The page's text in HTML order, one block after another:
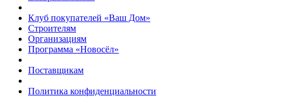
Клуб покупателей «Ваш Дом»
Строителям
Организациям
Программа «Новосёл»
Поставщикам
Политика конфиденциальности